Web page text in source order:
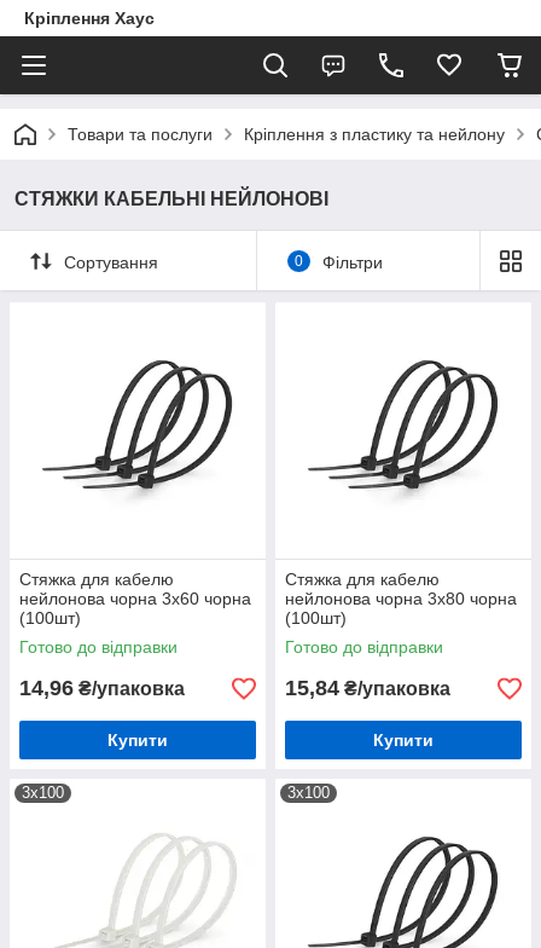
Кріплення Хаус
Товари та послуги Кріплення з пластику та нейлону
СТЯЖКИ КАБЕЛЬНІ НЕЙЛОНОВІ
Сортування 0 Фільтри
Стяжка для кабелю
нейлонова чорна 3х60 чорна
(100шт)
Готово до відправки
14,96 ₴/упаковка
Купити
Стяжка для кабелю
нейлонова чорна 3х80 чорна
(100шт)
Готово до відправки
15,84 ₴/упаковка
Купити
3х100 3х100